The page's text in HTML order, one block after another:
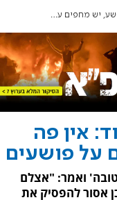
מחפים על פושעים
אין פה
על פושעים
ואמר: "אצלם
אסור להפסיק את